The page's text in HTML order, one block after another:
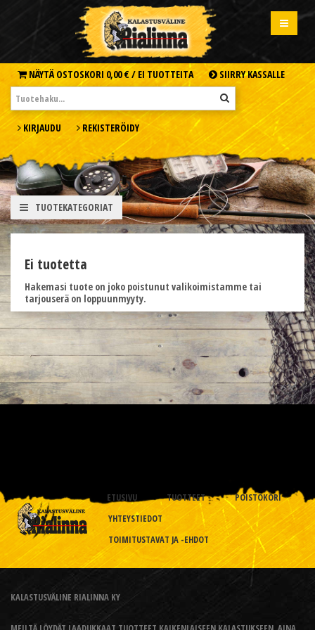
NÄYTÄ OSTOSKORI 0,00 € / EI TUOTTEITA SIIRRY KASSALLE
KIRJAUDU REKISTERÖIDY
TUOTEKATEGORIAT
Ei tuotetta
Hakemasi tuote on joko poistunut valikoimistamme tai
tarjouserä on loppuunmyyty.
ETUSIVU TUOTTEET
POISTOKORI
YHTEYSTIEDOT
TOIMITUSTAVAT JA -EHDOT
KALASTUSVÄLINE RIALINNA KY